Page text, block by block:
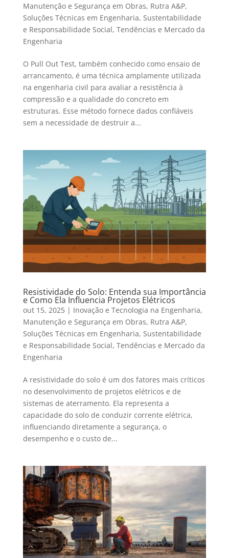
Manutenção e Segurança em Obras, Rutra A&P,
Soluções Técnicas em Engenharia, Sustentabilidade
e Responsabilidade Social, Tendências e Mercado da
Engenharia
O Pull Out Test, também conhecido como ensaio de
arrancamento, é uma técnica amplamente utilizada
na engenharia civil para avaliar a resistência à
compressão e a qualidade do concreto em
estruturas. Esse método fornece dados confiáveis
sem a necessidade de destruir a...
Resistividade do Solo: Entenda sua Importância
e Como Ela Influencia Projetos Elétricos
out 15, 2025| Inovação e Tecnologia na Engenharia,
Manutenção e Segurança em Obras, Rutra A&P,
Soluções Técnicas em Engenharia, Sustentabilidade
e Responsabilidade Social, Tendências e Mercado da
Engenharia
A resistividade do solo é um dos fatores mais críticos
no desenvolvimento de projetos elétricos e de
sistemas de aterramento. Ela representa a
capacidade do solo de conduzir corrente elétrica,
influenciando diretamente a segurança, o
desempenho e o custo de...